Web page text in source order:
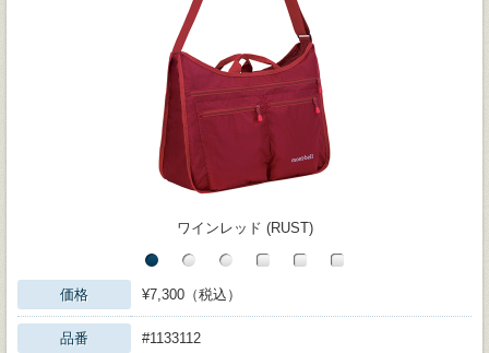
ワインレッド (RUST)
価格 ¥7,300（税込）
品番 #1133112